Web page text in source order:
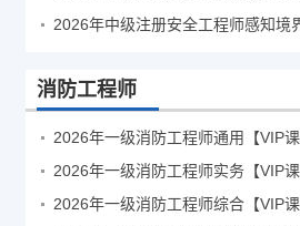
消防工程师
2026年一级消防工程师通用【VIP课
2026年一级消防工程师实务【VIP课
2026年一级消防工程师综合【VIP课